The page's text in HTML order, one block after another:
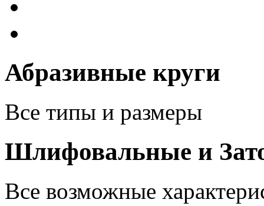
Абразивные круги
Все типы и размеры
Шлифовальные и
Все возможные